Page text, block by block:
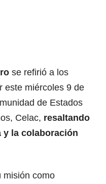
se refirió a los
este miércoles 9 de
de Estados
Celac, resaltando
y la colaboración
misión como